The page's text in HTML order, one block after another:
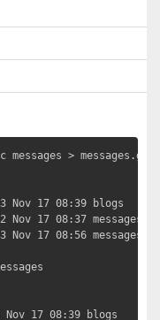
> messages.gz
Nov 17 08:39 blogs
17 08:37 messages
17 08:56 messages.gz
17 08:39 blogs